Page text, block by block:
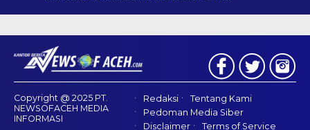
Copyright @ 2025 PT.
NEWSOFACEH MEDIA
INFORMASI
Redaksi
Tentang Kami
Pedoman Media Siber
Disclaimer
Terms of Service